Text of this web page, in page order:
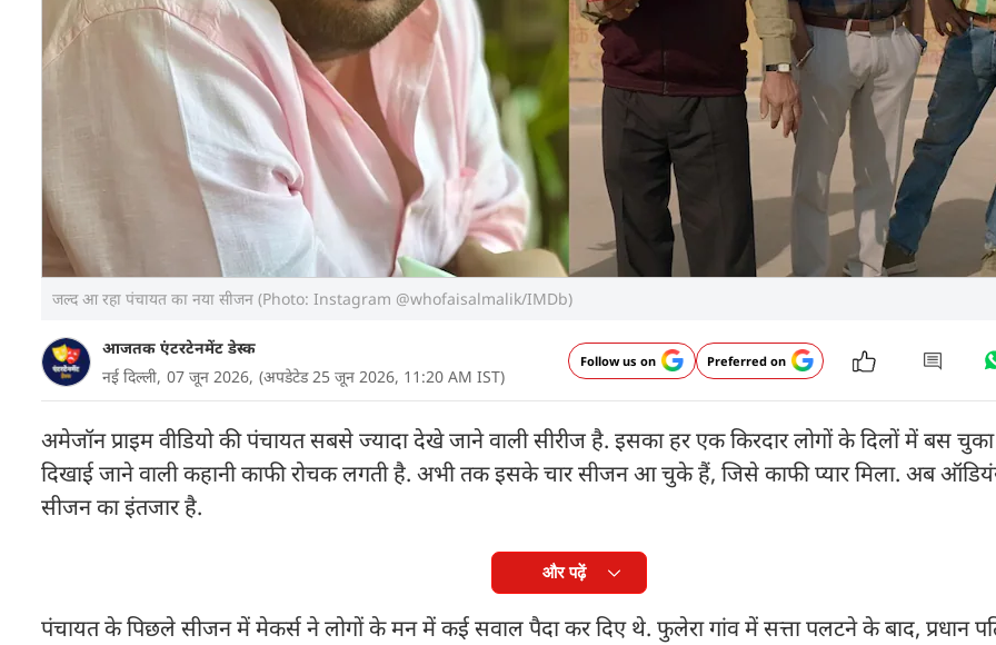
जल्द आ रहा पंचायत का नया सीजन (Photo: Instagram @whofaisalmalik/IMDb)
आजतक एंटरटेनमेंट डेस्क
नई दिल्ली, 07 जून 2026, (अपडेटेड 25 जून 2026, 11:20 AM IST)
Follow us on Preferred on
अमेजॉन प्राइम वीडियो की पंचायत सबसे ज्यादा देखे जाने वाली सीरीज है. इसका हर एक किरदार लोगों के दिलों में बस
दिखाई जाने वाली कहानी काफी रोचक लगती है. अभी तक इसके चार सीजन आ चुके हैं, जिसे काफी प्यार मिला. अब
सीजन का इंतजार है.
और पढ़ें
पंचायत के पिछले सीजन में मेकर्स ने लोगों के मन में कई सवाल पैदा कर दिए थे. फुलेरा गांव में सत्ता पलटने के बाद, प्रधान